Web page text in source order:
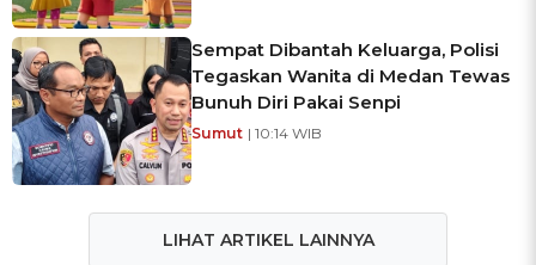
Sempat Dibantah Keluarga, Polisi
Tegaskan Wanita di Medan Tewas
Bunuh Diri Pakai Senpi
Sumut | 10:14 WIB
LIHAT ARTIKEL LAINNYA